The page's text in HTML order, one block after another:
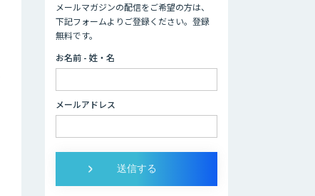
メールマガジンの配信をご希望の方は、
下記フォームよりご登録ください。登録
無料です。
お名前 - 姓・名
メールアドレス